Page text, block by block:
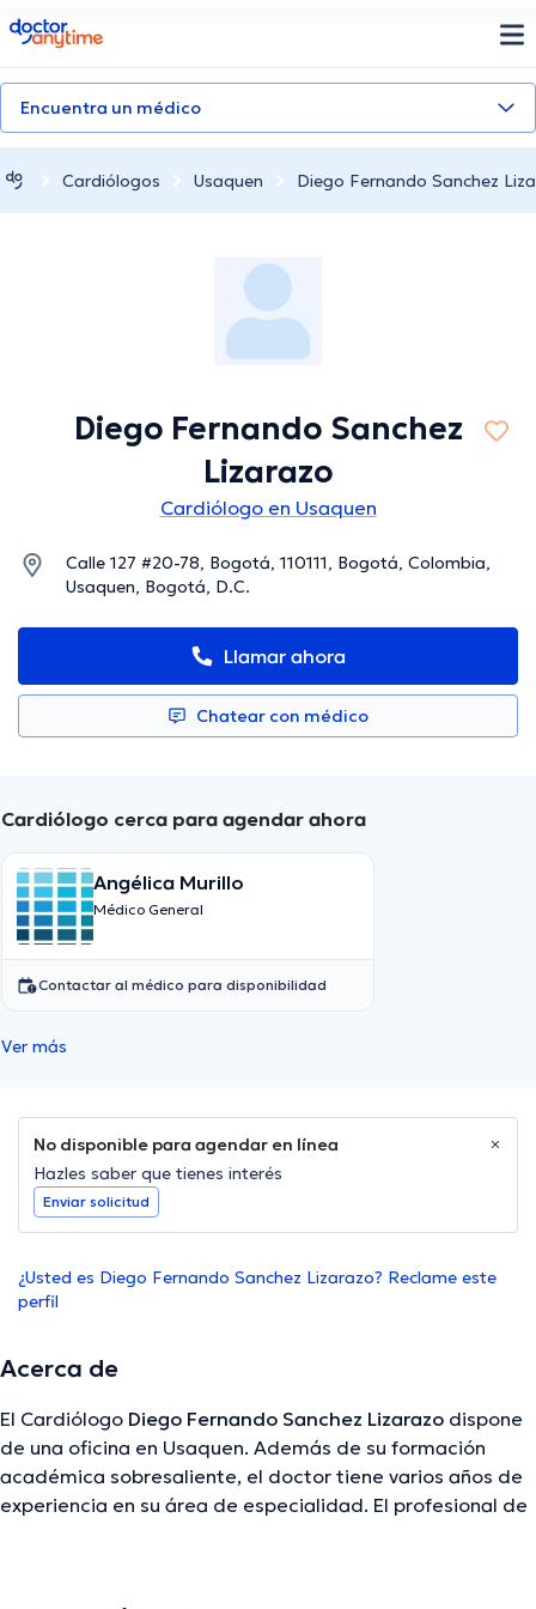
doctoranytime
Encuentra un médico
Cardiólogos Usaquen Diego Fernando Sanchez
Diego Fernando Sanchez
Lizarazo
Cardiólogo en Usaquen
Calle 127 #20-78, Bogotá, 110111, Bogotá, Colombia,
Usaquen, Bogotá, D.C.
Llamar ahora
Chatear con médico
Cardiólogo cerca para agendar ahora
Angélica Murillo
Médico General
Contactar al médico para disponibilidad
Ver más
No disponible para agendar en línea
Hazles saber que tienes interés
Enviar solicitud
¿Usted es Diego Fernando Sanchez Lizarazo? Reclame este
perfil
Acerca de
El Cardiólogo Diego Fernando Sanchez Lizarazo dispone
de una oficina en Usaquen. Además de su formación
académica sobresaliente, el doctor tiene varios años de
experiencia en su área de especialidad. El profesional de